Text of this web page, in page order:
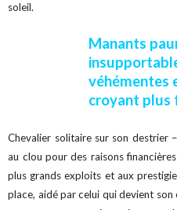
soleil.
Manants
véhémentes
croyant plus
Chevalier solitaire sur son destrier
au clou pour des raisons
plus grands exploits et aux
place, aidé par celui qui devient son